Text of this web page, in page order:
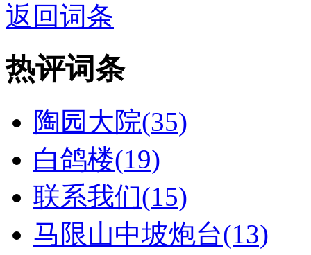
返回词条
热评词条
陶园大院(35)
白鸽楼(19)
联系我们(15)
马限山中坡炮台(13)